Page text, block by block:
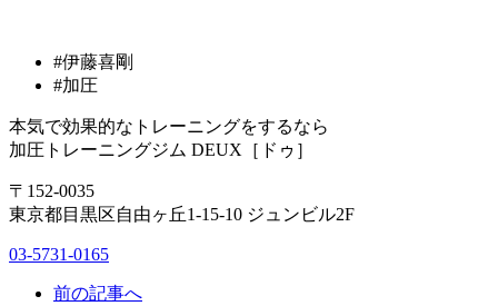
#伊藤喜剛
#加圧
本気で効果的なトレーニングをするなら
加圧トレーニングジム DEUX［ドゥ］
〒152-0035
東京都目黒区自由ヶ丘1-15-10 ジュンビル2F
03-5731-0165
前の記事へ